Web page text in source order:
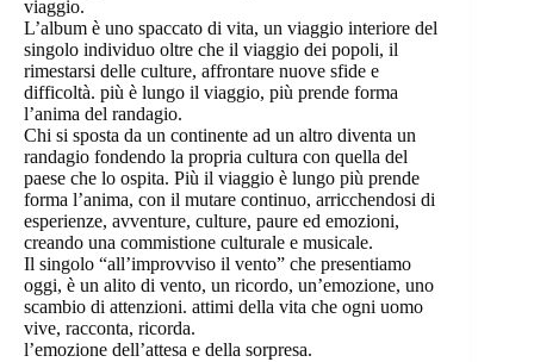
viaggio.
L’album è uno spaccato di vita, un viaggio interiore del
singolo individuo oltre che il viaggio dei popoli, il
rimestarsi delle culture, affrontare nuove sfide e
difficoltà. più è lungo il viaggio, più prende forma
l’anima del randagio.
Chi si sposta da un continente ad un altro diventa un
randagio fondendo la propria cultura con quella del
paese che lo ospita. Più il viaggio è lungo più prende
forma l’anima, con il mutare continuo, arricchendosi di
esperienze, avventure, culture, paure ed emozioni,
creando una commistione culturale e musicale.
Il singolo “all’improvviso il vento” che presentiamo
oggi, è un alito di vento, un ricordo, un’emozione, uno
scambio di attenzioni. attimi della vita che ogni uomo
vive, racconta, ricorda.
l’emozione dell’attesa e della sorpresa.